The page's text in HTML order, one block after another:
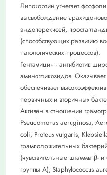
Липокортин угнетает
высвобождение
эндоперекисей,
(способствующих развитию
патологических процессов).
Гентамицин - антибиотик
аминогликозидов.
обеспечивает
первичных и вторичных
Активен в отношении
Pseudomonas aeruginosa,
coli, Proteus vulgaris,
грамполржительных
(чувствительные штаммы β- и
группы A), Staphylococcus